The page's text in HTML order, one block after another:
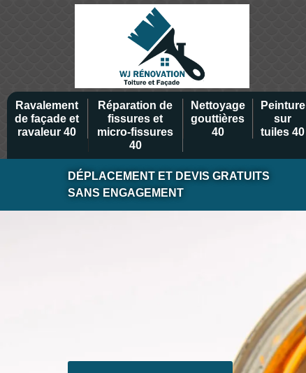
Ravalement
de façade et
ravaleur 40
Réparation de
fissures et
micro-fissures
40
Nettoyage
gouttières
40
Peinture
sur
tuiles 40
DÉPLACEMENT ET DEVIS GRATUITS
SANS ENGAGEMENT